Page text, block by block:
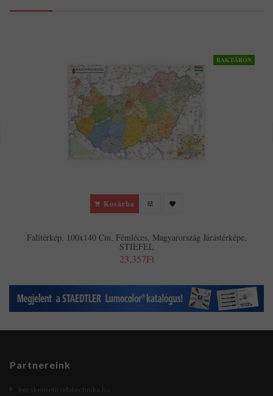
RAKTÁRON
Kosárba
Falitérkép, 100x140 Cm, Fémléces, Magyarország Járástérképe,
STIEFEL
23,357Ft
Partnereink
kecskemetirodatechnika.hu